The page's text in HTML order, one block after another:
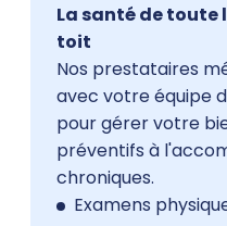
La santé de toute
toit
Nos prestataires
avec votre équipe
pour gérer votre
préventifs à
chroniques.
Examens